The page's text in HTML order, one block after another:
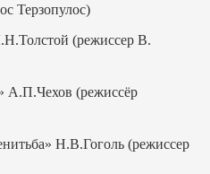
Терзопулос)
(режиссер В.
А.П.Чехов (режиссёр
Н.В.Гоголь (режиссер